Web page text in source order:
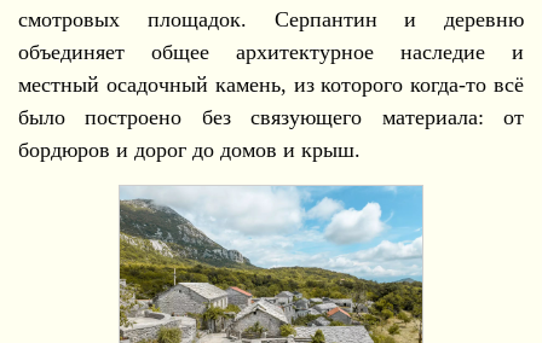
смотровых площадок. Серпантин и деревню
объединяет общее архитектурное наследие и
местный осадочный камень, из которого когда-то всё
было построено без связующего материала: от
бордюров и дорог до домов и крыш.